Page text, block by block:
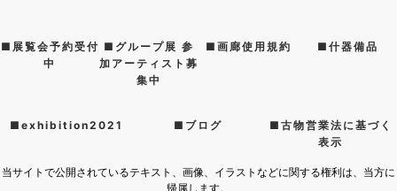
■展覧会予約受付
中
■グループ展 参
加アーティスト募
集中
■画廊使用規約 ■什器備品
■exhibition2021 ■ブログ
■古物営業法に基づく
表示
当サイトで公開されているテキスト、画像、イラストなどに関する権利は、当方に
帰属します。